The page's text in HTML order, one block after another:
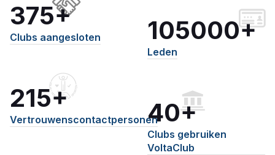
375+
Clubs aangesloten 105000+
Leden
215+
Vertrouwenscontactpersonen40+
Clubs gebruiken
VoltaClub